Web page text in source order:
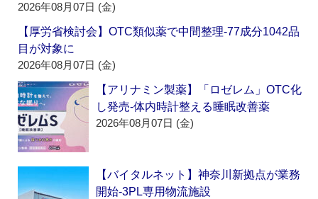
2026年08月07日 (金)
【厚労省検討会】OTC類似薬で中間整理‐77成分1042品
目が対象に
2026年08月07日 (金)
【アリナミン製薬】「ロゼレム」OTC化
し発売‐体内時計整える睡眠改善薬
2026年08月07日 (金)
【バイタルネット】神奈川新拠点が業務
開始‐3PL専用物流施設